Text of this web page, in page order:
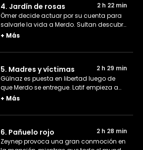
4. Jardín de rosas
2 h 22 min
Ömer decide actuar por su cuenta para
salvarle la vida a Merdo. Sultan descubre
un secreto en la cuna construida por su
Latif trastocan por completo a Kara
+ Más
5. Madres y víctimas
2 h 29 min
Gülnaz es puesta en libertad luego de
que Merdo se entregue. Latif empieza a
pedir cuentas de lo sucedido. En Kara
familias aumenta.
+ Más
6. Pañuelo rojo
2 h 28 min
Zeynep provoca una gran conmoción en